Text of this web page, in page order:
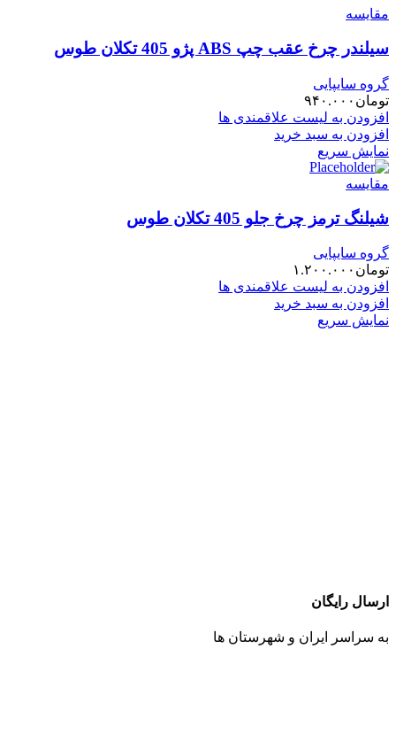
مقایسه
سیلندر چرخ عقب چپ ABS پژو 405 تکلان طوس
گروه سایپایی
تومان ۹۴۰.۰۰۰
افزودن به لیست علاقمندی ها
افزودن به سبد خرید
نمایش سریع
مقایسه
شیلنگ ترمز چرخ جلو 405 تکلان طوس
گروه سایپایی
تومان ۱.۲۰۰.۰۰۰
افزودن به لیست علاقمندی ها
افزودن به سبد خرید
نمایش سریع
ارسال رایگان
به سراسر ایران و شهرستان ها